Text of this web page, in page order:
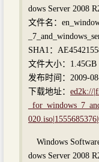
dows Server 2008
文件名：
SHA1：
文件大小：1.45GB
发布时间：2009-
下载地址： ed2k://
Windows
dows Server 2008